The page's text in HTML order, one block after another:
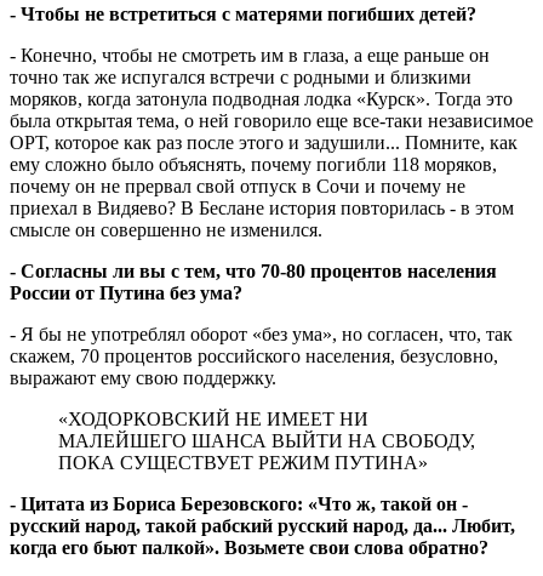
- Чтобы не встретиться с матерями погибших детей?
- Конечно, чтобы не смотреть им в глаза, а еще раньше он
точно так же испугался встречи с родными и близкими
моряков, когда затонула подводная лодка «Курск». Тогда это
была открытая тема, о ней говорило еще все-таки независимое
ОРТ, которое как раз после этого и задушили... Помните, как
ему сложно было объяснять, почему погибли 118 моряков,
почему он не прервал свой отпуск в Сочи и почему не
приехал в Видяево? В Беслане история повторилась - в этом
смысле он совершенно не изменился.
- Согласны ли вы с тем, что 70-80 процентов населения
России от Путина без ума?
- Я бы не употреблял оборот «без ума», но согласен, что, так
скажем, 70 процентов российского населения, безусловно,
выражают ему свою поддержку.
«ХОДОРКОВСКИЙ НЕ ИМЕЕТ НИ
МАЛЕЙШЕГО ШАНСА ВЫЙТИ НА СВОБОДУ,
ПОКА СУЩЕСТВУЕТ РЕЖИМ ПУТИНА»
- Цитата из Бориса Березовского: «Что ж, такой он -
русский народ, такой рабский русский народ, да... Любит,
когда его бьют палкой». Возьмете свои слова обратно?